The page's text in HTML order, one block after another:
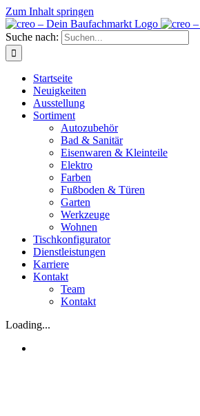
Zum Inhalt springen
Suche nach:
Startseite
Neuigkeiten
Ausstellung
Sortiment
Autozubehör
Bad & Sanitär
Eisenwaren & Kleinteile
Elektro
Farben
Fußboden & Türen
Garten
Werkzeuge
Wohnen
Tischkonfigurator
Dienstleistungen
Karriere
Kontakt
Team
Kontakt
Loading...